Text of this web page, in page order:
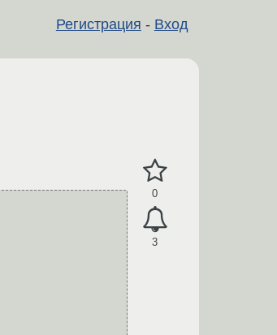
Регистрация - Вход
0
3